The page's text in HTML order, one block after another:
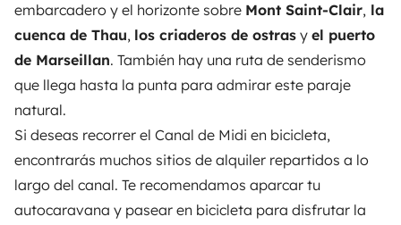
embarcadero y el horizonte sobre Mont Saint-Clair, la
cuenca de Thau, los criaderos de ostras y el puerto
de Marseillan. También hay una ruta de senderismo
que llega hasta la punta para admirar este paraje
natural.
Si deseas recorrer el Canal de Midi en bicicleta,
encontrarás muchos sitios de alquiler repartidos a lo
largo del canal. Te recomendamos aparcar tu
autocaravana y pasear en bicicleta para disfrutar la